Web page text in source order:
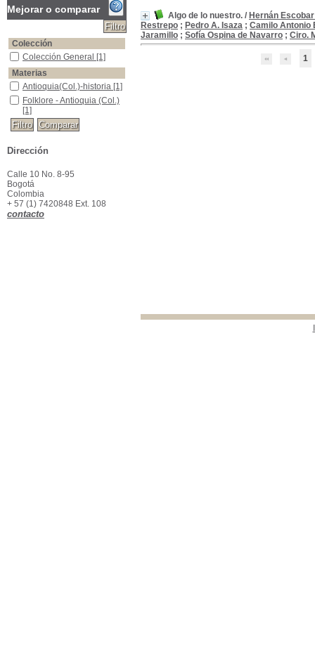
Algo de lo nuestro. / Hernán
Restrepo ; Pedro A. Isaza ; Camilo Antonio
Jaramillo ; Sofía Ospina de Navarro ; Ciro.
1
Mejorar o comparar
Colección
Colección General
Colección General [1]
Materias
Antioquia(Col.)-historia
Antioquia(Col.)-historia [1]
Folklore - Antioquia (Col.)
Folklore - Antioquia (Col.)
[1]
Dirección
Calle 10 No. 8-95
Bogotá
Colombia
+ 57 (1) 7420848 Ext. 108
contacto